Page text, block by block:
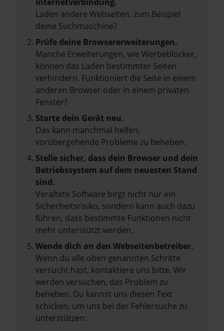
Laden andere Webseiten, zum Beispiel
deine Suchmaschine?
Prüfe deine Browsererweiterungen.
Manche Erweiterungen, wie Werbeblocker,
können das Laden bestimmter Seiten
verhindern. Funktioniert die Seite in einem
anderen Browser oder in einem privaten
Fenster?
Starte dein Gerät neu.
Das kann manchmal helfen,
vorübergehende Probleme zu beheben.
Stelle sicher, dass dein Browser und dein
Betriebssystem auf dem neuesten Stand
sind.
Veraltete Software birgt nicht nur ein
Sicherheitsrisiko, sondern kann auch dazu
führen, dass bestimmte Funktionen nicht
mehr unterstützt werden.
Wende dich an den Webseitenbetreiber.
Wenn du alle oben genannten Schritte
versucht hast, kontaktiere uns bitte. Wir
werden versuchen, das Problem zu
beheben. Du kannst uns diesen Text
schicken, um uns bei der Fehlersuche zu
unterstützen: